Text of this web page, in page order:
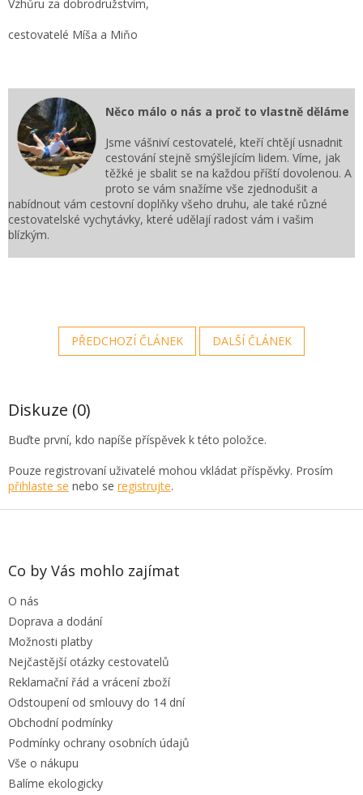
Vzhůru za dobrodružstvím,
cestovatelé Míša a Miňo
Něco málo o nás a proč to vlastně děláme
Jsme vášniví cestovatelé, kteří chtějí usnadnit
cestování stejně smýšlejícím lidem. Víme, jak
těžké je sbalit se na každou příští dovolenou. A
proto se vám snažíme vše zjednodušit a
nabídnout vám cestovní doplňky všeho druhu, ale také různé
cestovatelské vychytávky, které udělají radost vám i vašim
blízkým.
PŘEDCHOZÍ ČLÁNEK DALŠÍ ČLÁNEK
Diskuze (0)
Buďte první, kdo napíše příspěvek k této položce.
Pouze registrovaní uživatelé mohou vkládat příspěvky. Prosím
přihlaste se nebo se registrujte.
Z
Co by Vás mohlo zajímat
O nás
Doprava a dodání
Možnosti platby
Nejčastější otázky cestovatelů
Reklamační řád a vrácení zboží
Odstoupení od smlouvy do 14 dní
Obchodní podmínky
Podmínky ochrany osobních údajů
Vše o nákupu
Balíme ekologicky